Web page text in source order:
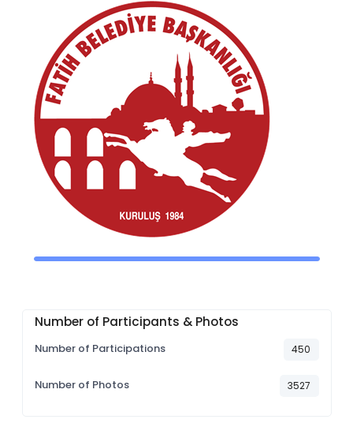
Number of Participants & Photos
Number of Participations 450
Number of Photos 3527